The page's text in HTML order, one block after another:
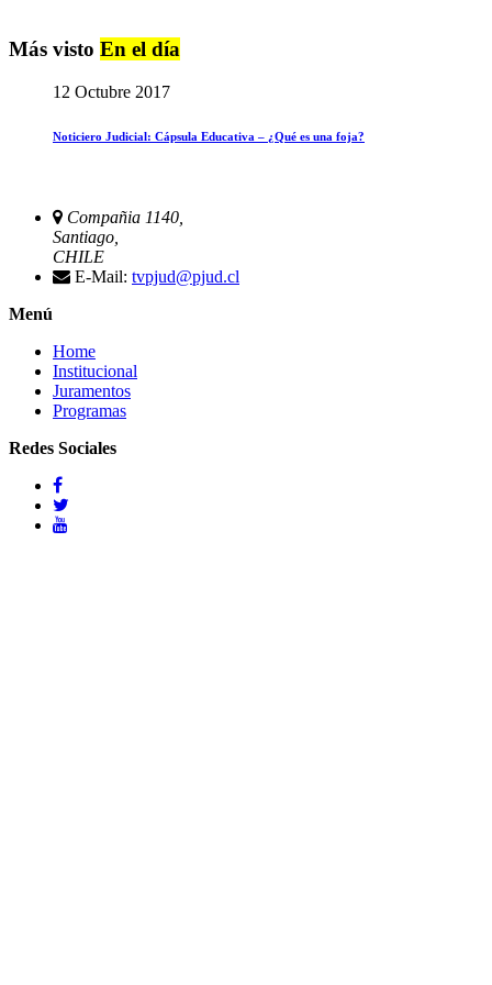
Más visto En el día
12 Octubre 2017
Noticiero Judicial: Cápsula Educativa – ¿Qué es una foja?
Compañia 1140,
Santiago,
CHILE
E-Mail: tvpjud@pjud.cl
Menú
Home
Institucional
Juramentos
Programas
Redes Sociales